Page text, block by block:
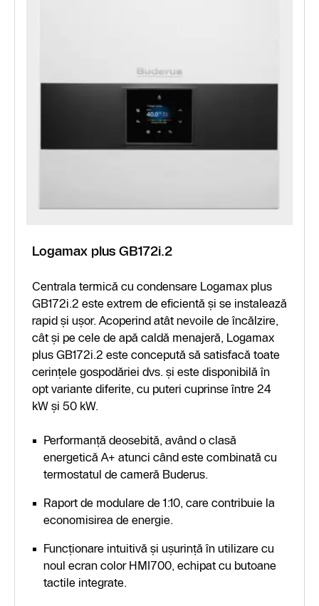
Logamax plus GB172i.2
Centrala termică cu condensare Logamax plus
GB172i.2 este extrem de eficientă și se instalează
rapid și ușor. Acoperind atât nevoile de încălzire,
cât și pe cele de apă caldă menajeră, Logamax
plus GB172i.2 este concepută să satisfacă toate
cerințele gospodăriei dvs. și este disponibilă în
opt variante diferite, cu puteri cuprinse între 24
kW și 50 kW.
Performanță deosebită, având o clasă
energetică A+ atunci când este combinată cu
termostatul de cameră Buderus.
Raport de modulare de 1:10, care contribuie la
economisirea de energie.
Funcționare intuitivă și ușurință în utilizare cu
noul ecran color HMI700, echipat cu butoane
tactile integrate.